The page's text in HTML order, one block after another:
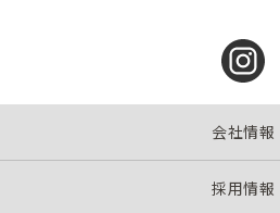
会社情報
採用情報